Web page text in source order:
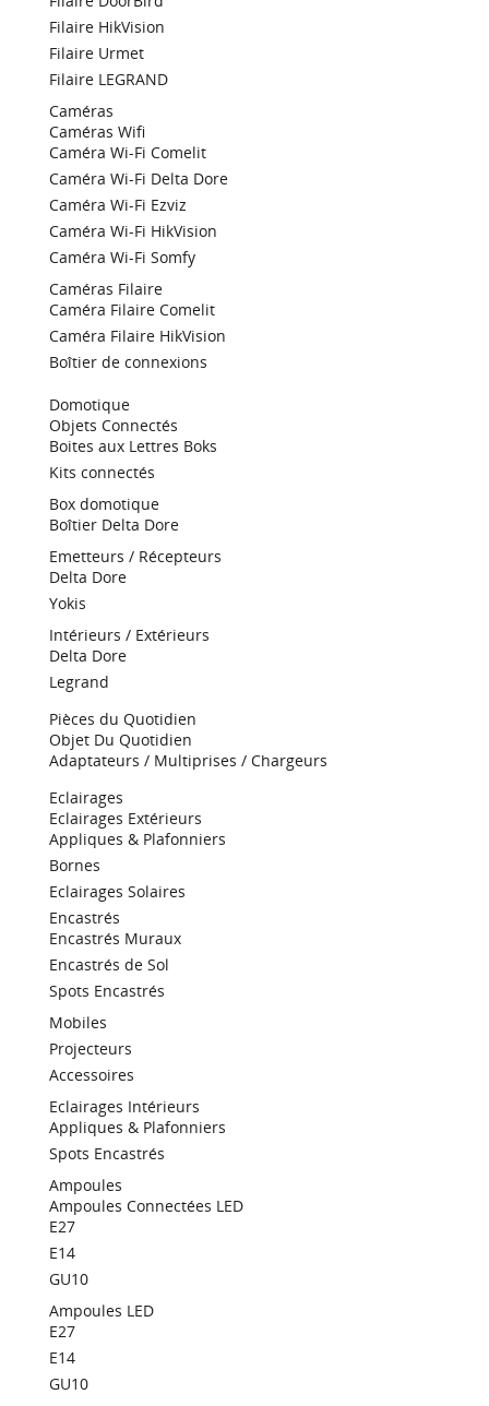
Filaire HikVision
Filaire Urmet
Filaire LEGRAND
Caméras
Caméras Wifi
Caméra Wi-Fi Comelit
Caméra Wi-Fi Delta Dore
Caméra Wi-Fi Ezviz
Caméra Wi-Fi HikVision
Caméra Wi-Fi Somfy
Caméras Filaire
Caméra Filaire Comelit
Caméra Filaire HikVision
Boîtier de connexions
Domotique
Objets Connectés
Boites aux Lettres Boks
Kits connectés
Box domotique
Boîtier Delta Dore
Emetteurs / Récepteurs
Delta Dore
Yokis
Intérieurs / Extérieurs
Delta Dore
Legrand
Pièces du Quotidien
Objet Du Quotidien
Adaptateurs / Multiprises / Chargeurs
Eclairages
Eclairages Extérieurs
Appliques & Plafonniers
Bornes
Eclairages Solaires
Encastrés
Encastrés Muraux
Encastrés de Sol
Spots Encastrés
Mobiles
Projecteurs
Accessoires
Eclairages Intérieurs
Appliques & Plafonniers
Spots Encastrés
Ampoules
Ampoules Connectées LED
E27
E14
GU10
Ampoules LED
E27
E14
GU10